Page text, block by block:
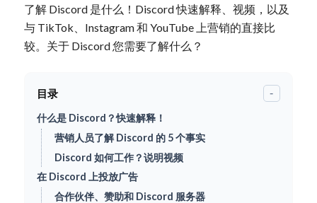
了解 Discord 是什么！Discord 快速解释、视频，以及
与 TikTok、Instagram 和 YouTube 上营销的直接比
较。关于 Discord 您需要了解什么？
目录 -
什么是 Discord？快速解释！
营销人员了解 Discord 的 5 个事实
Discord 如何工作？说明视频
在 Discord 上投放广告
合作伙伴、赞助和 Discord 服务器